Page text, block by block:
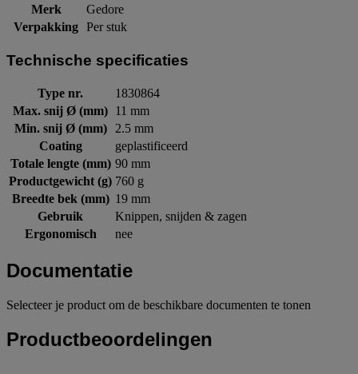
Merk
Gedore
Verpakking Per stuk
Technische specificaties
Type nr.
1830864
Max. snij Ø (mm) 11 mm
Min. snij Ø (mm)
2.5 mm
Coating
geplastificeerd
Totale lengte (mm) 90 mm
Productgewicht (g) 760 g
Breedte bek (mm) 19 mm
Gebruik
Knippen, snijden & zagen
Ergonomisch
nee
Documentatie
Selecteer je product om de beschikbare documenten te tonen
Productbeoordelingen